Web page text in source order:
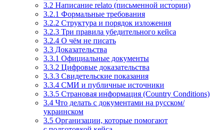
3.2 Написание relato (письменной истории)
3.2.1 Формальные требования
3.2.2 Структура и порядок изложения
3.2.3 Три правила убедительного кейса
3.2.4 О чём не писать
3.3 Доказательства
3.3.1 Официальные документы
3.3.2 Цифровые доказательства
3.3.3 Свидетельские показания
3.3.4 СМИ и публичные источники
3.3.5 Страновая информация (Country Conditions)
3.4 Что делать с документами на русском/
украинском
3.5 Организации, которые помогают